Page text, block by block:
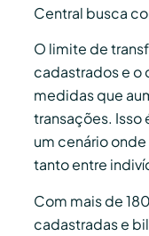
Central busca
O limite de
cadastrados e o
medidas que
transações. Isso
um cenário
tanto entre
Com mais de
cadastradas e